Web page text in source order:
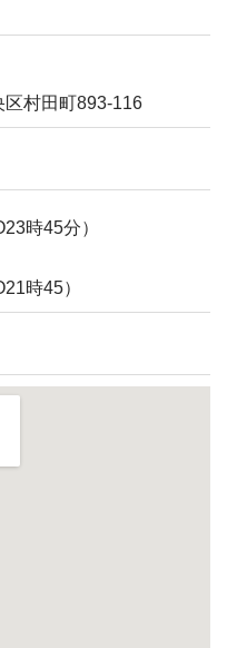
村田町893-116
時45分）
時45）